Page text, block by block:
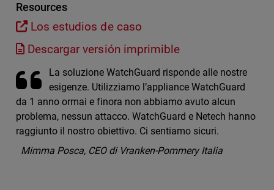
Resources
Los estudios de caso
Descargar versión imprimible
La soluzione WatchGuard risponde alle nostre
esigenze. Utilizziamo l’appliance WatchGuard
da 1 anno ormai e finora non abbiamo avuto alcun
problema, nessun attacco. WatchGuard e Netech hanno
raggiunto il nostro obiettivo. Ci sentiamo sicuri.
Mimma Posca, CEO di Vranken-Pommery Italia